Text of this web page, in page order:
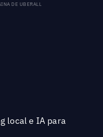
DE UBERALL
local e IA para